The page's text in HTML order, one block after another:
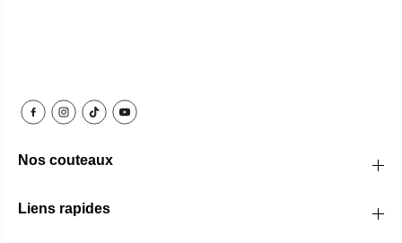
Nos couteaux
Liens rapides